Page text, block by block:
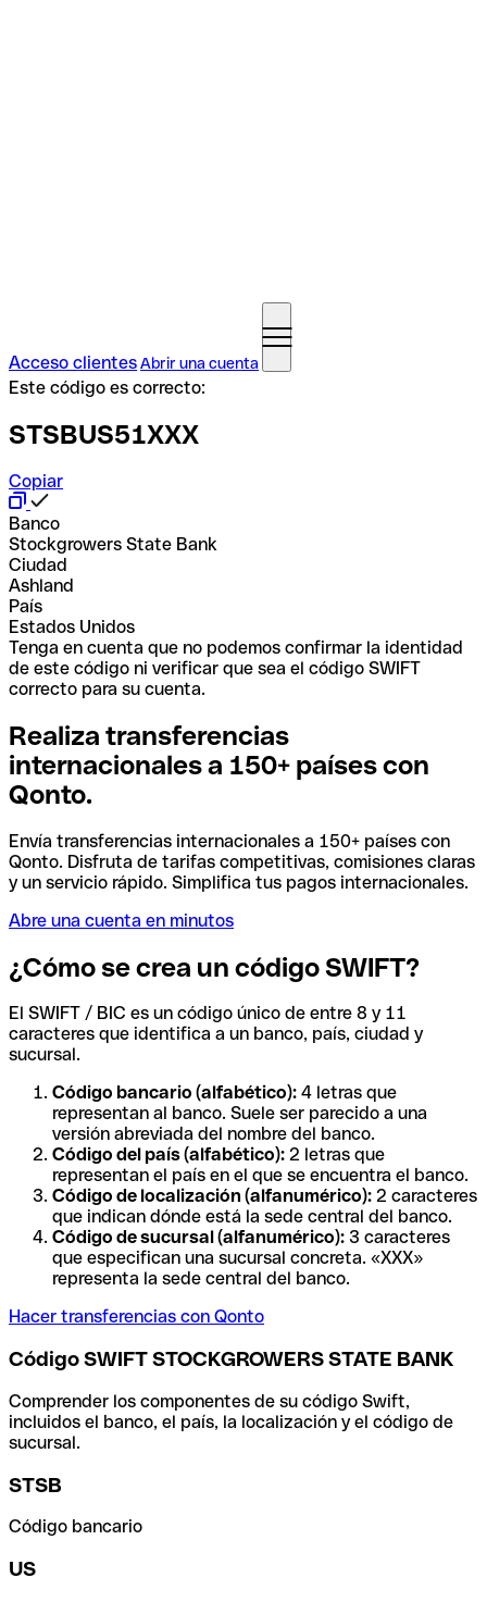
Acceso clientesAbrir una cuenta
Este código es correcto:
STSBUS51XXX
Copiar
Banco
Stockgrowers State Bank
Ciudad
Ashland
País
Estados Unidos
Tenga en cuenta que no podemos confirmar la identidad
de este código ni verificar que sea el código SWIFT
correcto para su cuenta.
Realiza transferencias
internacionales a 150+ países con
Qonto.
Envía transferencias internacionales a 150+ países con
Qonto. Disfruta de tarifas competitivas, comisiones claras
y un servicio rápido. Simplifica tus pagos internacionales.
Abre una cuenta en minutos
¿Cómo se crea un código SWIFT?
El SWIFT / BIC es un código único de entre 8 y 11
caracteres que identifica a un banco, país, ciudad y
sucursal.
Código bancario (alfabético): 4 letras que
representan al banco. Suele ser parecido a una
versión abreviada del nombre del banco.
Código del país (alfabético): 2 letras que
representan el país en el que se encuentra el banco.
Código de localización (alfanumérico): 2 caracteres
que indican dónde está la sede central del banco.
Código de sucursal (alfanumérico): 3 caracteres
que especifican una sucursal concreta. «XXX»
representa la sede central del banco.
Hacer transferencias con Qonto
Código SWIFT STOCKGROWERS STATE BANK
Comprender los componentes de su código Swift,
incluidos el banco, el país, la localización y el código de
sucursal.
STSB
Código bancario
US